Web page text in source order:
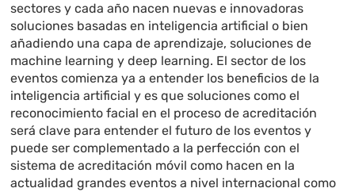
sectores y cada año nacen nuevas e innovadoras
soluciones basadas en inteligencia artificial o bien
añadiendo una capa de aprendizaje, soluciones de
machine learning y deep learning. El sector de los
eventos comienza ya a entender los beneficios de la
inteligencia artificial y es que soluciones como el
reconocimiento facial en el proceso de acreditación
será clave para entender el futuro de los eventos y
puede ser complementado a la perfección con el
sistema de acreditación móvil como hacen en la
actualidad grandes eventos a nivel internacional como